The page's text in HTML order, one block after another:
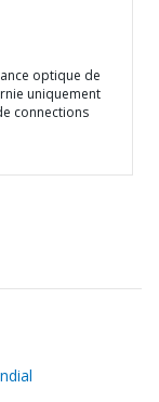
optique de
uniquement
connections